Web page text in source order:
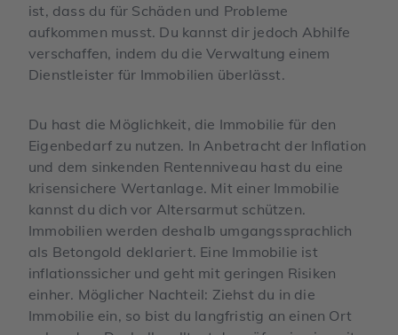
ist, dass du für Schäden und Probleme
aufkommen musst. Du kannst dir jedoch Abhilfe
verschaffen, indem du die Verwaltung einem
Dienstleister für Immobilien überlässt.
Du hast die Möglichkeit, die Immobilie für den
Eigenbedarf zu nutzen. In Anbetracht der Inflation
und dem sinkenden Rentenniveau hast du eine
krisensichere Wertanlage. Mit einer Immobilie
kannst du dich vor Altersarmut schützen.
Immobilien werden deshalb umgangssprachlich
als Betongold deklariert. Eine Immobilie ist
inflationssicher und geht mit geringen Risiken
einher. Möglicher Nachteil: Ziehst du in die
Immobilie ein, so bist du langfristig an einen Ort